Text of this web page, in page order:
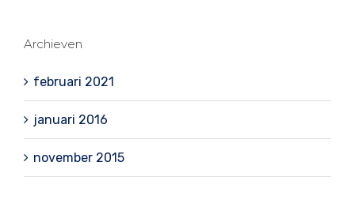
Archieven
februari 2021
januari 2016
november 2015